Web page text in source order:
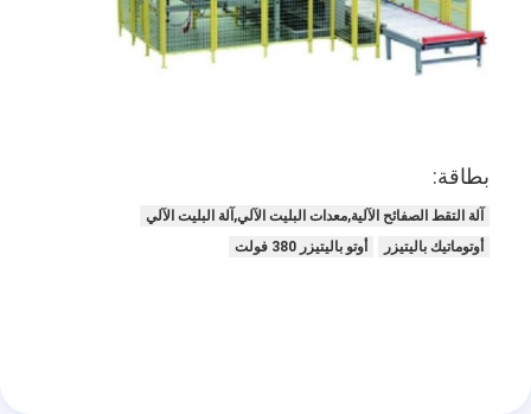
بطاقة:
آلة التقط الصفائح الآلية,معدات البليت الآلي,آلة البليت الآلي
أوتوماتيك باليتيزر
أوتو باليتيزر 380 فولت